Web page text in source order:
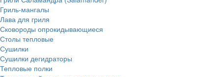
Гриль-мангалы
Лава для гриля
Сковороды опрокидывающиеся
Столы тепловые
Сушилки
Сушилки дегидраторы
Тепловые полки